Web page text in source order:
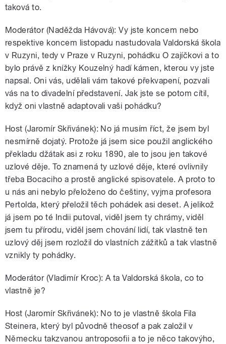
taková to.
Moderátor (Naděžda Hávová): Vy jste koncem nebo
respektive koncem listopadu nastudovala Valdorská škola
v Ruzyni, tedy v Praze v Ruzyni, pohádku O zajíčkovi a to
bylo právě z knížky Kouzelný hadí kámen, kterou vy jste
napsal. Oni vás, udělali vám takové překvapení, pozvali
vás na to divadelní představení. Jak jste se potom cítil,
když oni vlastně adaptovali vaši pohádku?
Host (Jaromír Skřivánek): No já musím říct, že jsem byl
nesmírně dojatý. Protože já jsem sice použil anglického
překladu džátak asi z roku 1890, ale to jsou jen takové
uzlové děje. To znamená ty uzlové děje, které ovlivnily
třeba Bocaciho a prostě anglické spisovatele. A proto to
u nás ani nebylo přeloženo do češtiny, vyjma profesora
Pertolda, který přeložil těch pohádek asi deset. A jelikož
já jsem po té Indii putoval, viděl jsem ty chrámy, viděl
jsem tu přírodu, viděl jsem chování lidí, tak vlastně ten
uzlový děj jsem rozložil do vlastních zážitků a tak vlastně
vznikly ty pohádky.
Moderátor (Vladimír Kroc): A ta Valdorská škola, co to
vlastně je?
Host (Jaromír Skřivánek): No to je vlastně škola Fila
Steinera, který byl původně theosof a pak založil v
Německu takzvanou antroposofii a to je něco takovýho,